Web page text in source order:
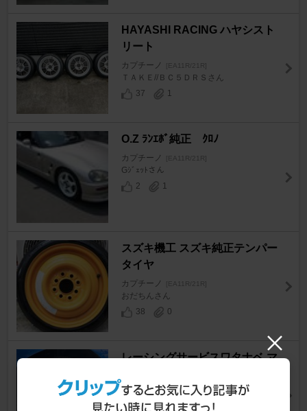
HAYASHI RACING ハヤシスト
リート
カプチーノ [EA11R/21R]
ＴＡＫＥ//ＢＣ５ＤＲＳさん
37
1
O.Z ﾗﾝｴﾎﾞ純正 ｸﾛﾉ
カプチーノ [EA11R/21R]
Gｼﾞｪｯﾄさん
2
1
スズキ機工 スズキ純正テンパー
タイヤ
カプチーノ [EA11R/21R]
おだちんさん
38
0
レーシングサービスワタナベ マ
カプチーノ [EA11R/21R]
Soblue02さん